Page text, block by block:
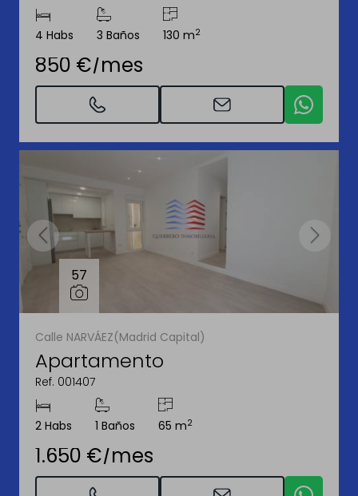
4 Habs 3 Baños 130 m2
850 €/mes
57
Calle NARVÁEZ(Madrid Capital)
Apartamento
Ref. 001407
2 Habs 1 Baños 65 m2
1.650 €/mes